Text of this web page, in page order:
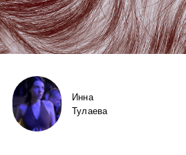
Инна
Тулаева